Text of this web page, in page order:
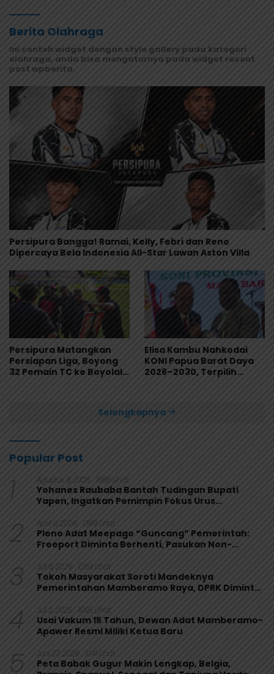
Berita Olahraga
Ini contoh widget dengan style gallery pada kategori
olahraga, anda bisa mengaturnya pada widget recent
post wpberita.
Persipura Bangga! Ramai, Kelly, Febri dan Reno
Dipercaya Bela Indonesia All-Star Lawan Aston Villa
Persipura Matangkan
Persiapan Liga, Boyong
32 Pemain TC ke Boyolali
Elisa Kambu Nahkodai
KONI Papua Barat Daya
2026–2030, Terpilih
Selengkapnya
Popular Post
1 Agustus 6, 2026 1966 Lihat
Yohanes Raubaba Bantah Tudingan Bupati
Yapen, Ingatkan Pemimpin Fokus Urus
2 April 9, 2026 1369 Lihat
Pleno Adat Meepago “Guncang” Pemerintah:
Freeport Diminta Berhenti, Pasukan Non-
3 Juli 6, 2026 1259 Lihat
Tokoh Masyarakat Soroti Mandeknya
Pemerintahan Mamberamo Raya, DPRK Diminta
4 Juli 2, 2026 1095 Lihat
Usai Vakum 15 Tahun, Dewan Adat Mamberamo-
Apawer Resmi Miliki Ketua Baru
5 Juni 27, 2026 1041 Lihat
Peta Babak Gugur Makin Lengkap, Belgia,